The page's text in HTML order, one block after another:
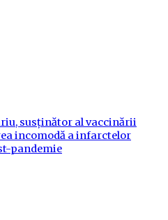
susținător al vaccinării
incomodă a infarctelor
pandemie